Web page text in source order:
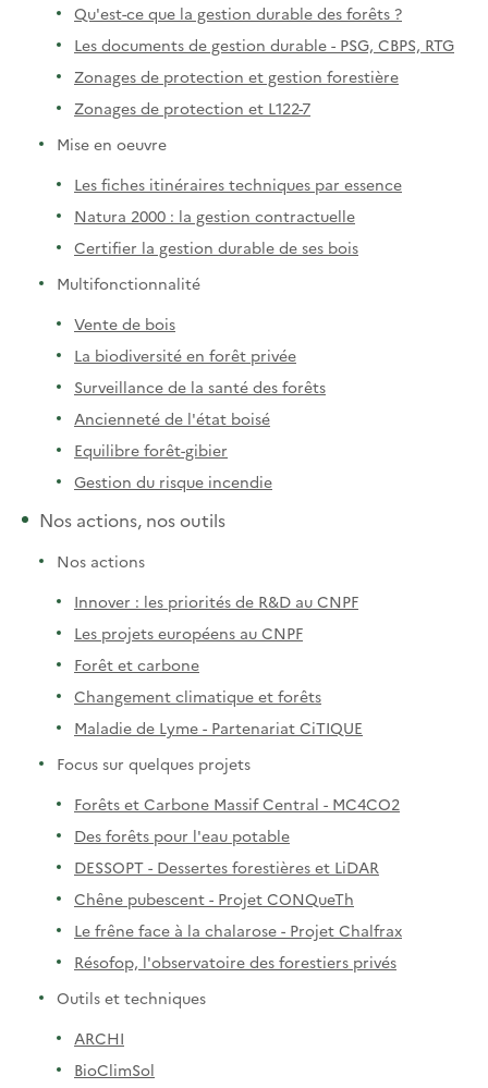
Qu'est-ce que la gestion durable des forêts ?
Les documents de gestion durable - PSG, CBPS, RTG
Zonages de protection et gestion forestière
Zonages de protection et L122-7
Mise en oeuvre
Les fiches itinéraires techniques par essence
Natura 2000 : la gestion contractuelle
Certifier la gestion durable de ses bois
Multifonctionnalité
Vente de bois
La biodiversité en forêt privée
Surveillance de la santé des forêts
Ancienneté de l'état boisé
Equilibre forêt-gibier
Gestion du risque incendie
Nos actions, nos outils
Nos actions
Innover : les priorités de R&D au CNPF
Les projets européens au CNPF
Forêt et carbone
Changement climatique et forêts
Maladie de Lyme - Partenariat CiTIQUE
Focus sur quelques projets
Forêts et Carbone Massif Central - MC4CO2
Des forêts pour l'eau potable
DESSOPT - Dessertes forestières et LiDAR
Chêne pubescent - Projet CONQueTh
Le frêne face à la chalarose - Projet Chalfrax
Résofop, l'observatoire des forestiers privés
Outils et techniques
ARCHI
BioClimSol